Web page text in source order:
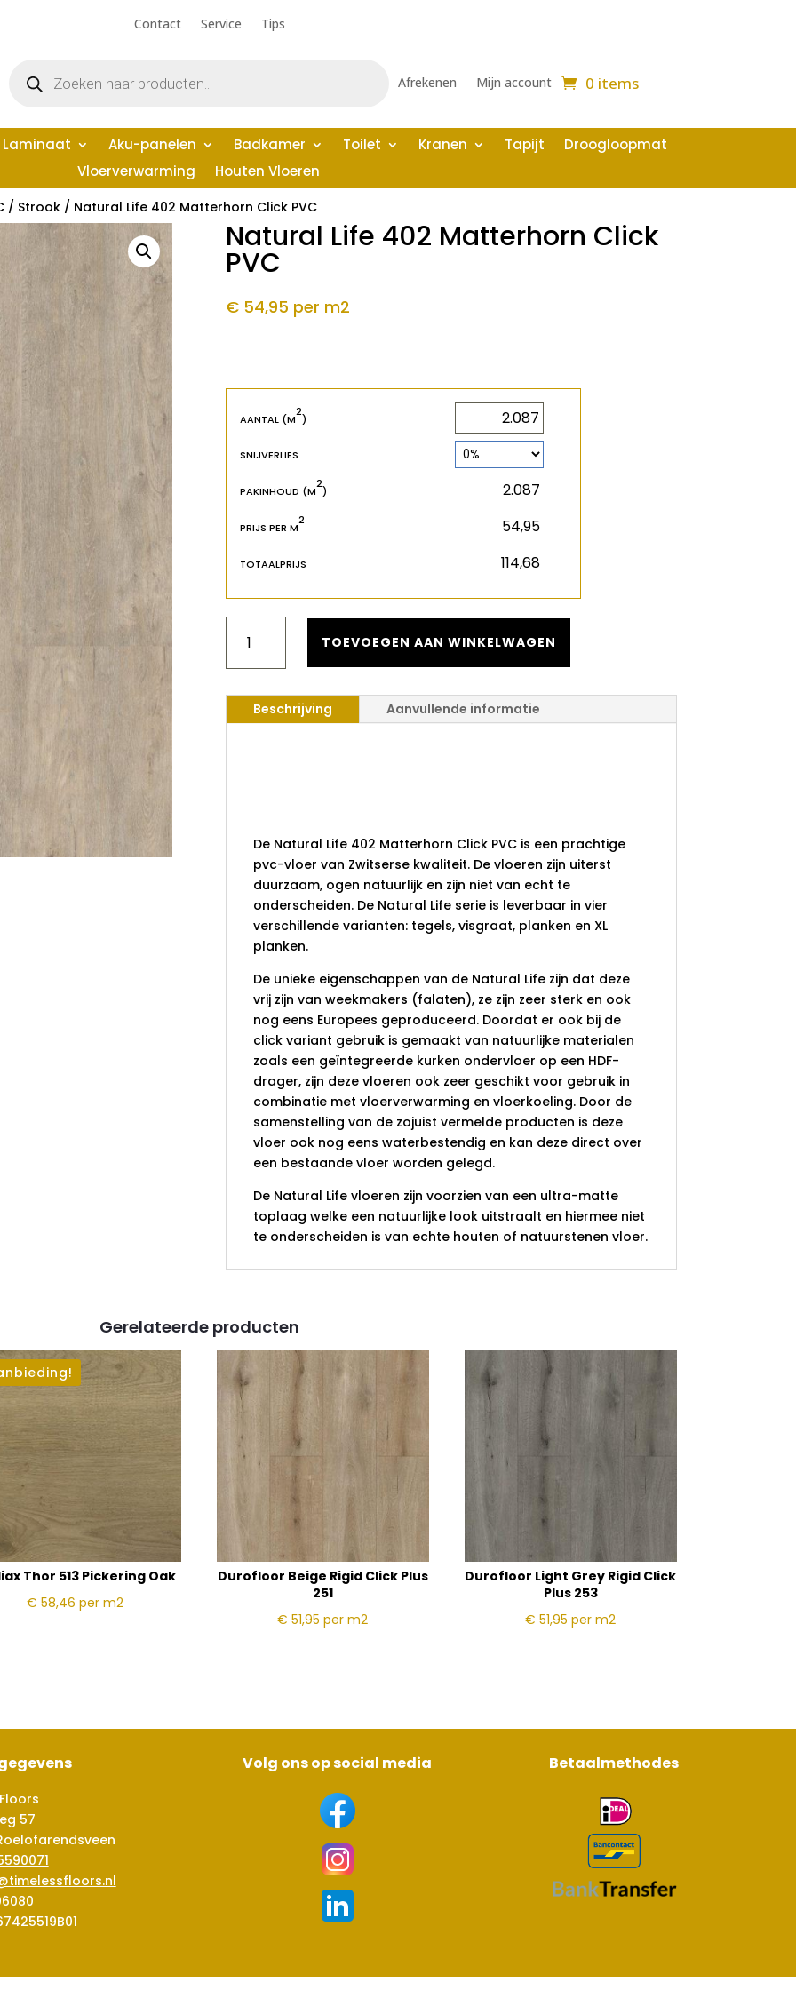
Contact Service Tips
zoeken Afrekenen Mijn account 0 items
Laminaat Aku-panelen Badkamer Toilet Kranen Tapijt
Droogloopmat
Vloerverwarming
Houten Vloeren
/ Strook/ Natural Life 402 Matterhorn Click PVC
Natural Life 402 Matterhorn Click
PVC
€ 54,95 per m2
AANTAL (M
2
)
SNIJVERLIES
PAKINHOUD (M
2
)
PRIJS PER M
2
TOTAALPRIJS
MATTERHORN
AANTAL
TOEVOEGEN AAN WINKELWAGEN
Beschrijving Aanvullende informatie
De Natural Life 402 Matterhorn Click PVC is een prachtige
pvc-vloer van Zwitserse kwaliteit. De vloeren zijn uiterst
duurzaam, ogen natuurlijk en zijn niet van echt te
onderscheiden. De Natural Life serie is leverbaar in vier
verschillende varianten: tegels, visgraat, planken en XL
planken.
De unieke eigenschappen van de Natural Life zijn dat deze
vrij zijn van weekmakers (falaten), ze zijn zeer sterk en ook
nog eens Europees geproduceerd. Doordat er ook bij de
click variant gebruik is gemaakt van natuurlijke materialen
zoals een geïntegreerde kurken ondervloer op een HDF-
drager, zijn deze vloeren ook zeer geschikt voor gebruik in
combinatie met vloerverwarming en vloerkoeling. Door de
samenstelling van de zojuist vermelde producten is deze
vloer ook nog eens waterbestendig en kan deze direct over
een bestaande vloer worden gelegd.
De Natural Life vloeren zijn voorzien van een ultra-matte
toplaag welke een natuurlijke look uitstraalt en hiermee niet
te onderscheiden is van echte houten of natuurstenen vloer.
Gerelateerde producten
Thor 513 Pickering Oak
€ 58,46 per m2
Durofloor Beige Rigid Click Plus
251
€ 51,95per m2
Durofloor Light Grey Rigid Click
Plus 253
€ 51,95per m2
57
Volg ons op social media Betaalmethodes